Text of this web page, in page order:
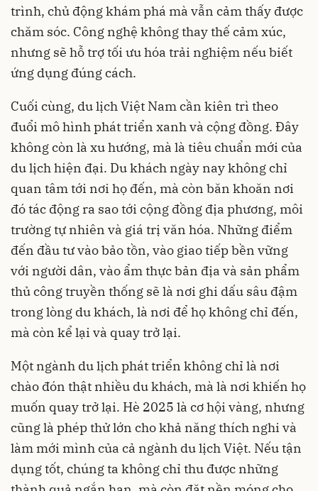
trình, chủ động khám phá mà vẫn cảm thấy được
chăm sóc. Công nghệ không thay thế cảm xúc,
nhưng sẽ hỗ trợ tối ưu hóa trải nghiệm nếu biết
ứng dụng đúng cách.
Cuối cùng, du lịch Việt Nam cần kiên trì theo
đuổi mô hình phát triển xanh và cộng đồng. Đây
không còn là xu hướng, mà là tiêu chuẩn mới của
du lịch hiện đại. Du khách ngày nay không chỉ
quan tâm tới nơi họ đến, mà còn băn khoăn nơi
đó tác động ra sao tới cộng đồng địa phương, môi
trường tự nhiên và giá trị văn hóa. Những điểm
đến đầu tư vào bảo tồn, vào giao tiếp bền vững
với người dân, vào ẩm thực bản địa và sản phẩm
thủ công truyền thống sẽ là nơi ghi dấu sâu đậm
trong lòng du khách, là nơi để họ không chỉ đến,
mà còn kể lại và quay trở lại.
Một ngành du lịch phát triển không chỉ là nơi
chào đón thật nhiều du khách, mà là nơi khiến họ
muốn quay trở lại. Hè 2025 là cơ hội vàng, nhưng
cũng là phép thử lớn cho khả năng thích nghi và
làm mới mình của cả ngành du lịch Việt. Nếu tận
dụng tốt, chúng ta không chỉ thu được những